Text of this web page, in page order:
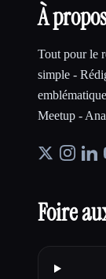
À
Tout pour le
simple -
Meetup -
Foire